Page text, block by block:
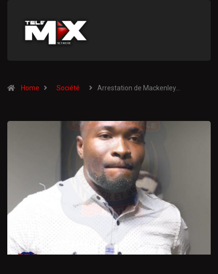
Home Société Arrestation de Mackenley…